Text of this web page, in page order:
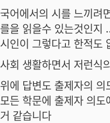
국어에서의 시를 느끼려
를을 읽을수 있는것인지
시인이 그렇다고 한적도
사회 생활하면서 저런식
위에 답변도 출제자의
모든 학문에 출제자 의
거 같습니다